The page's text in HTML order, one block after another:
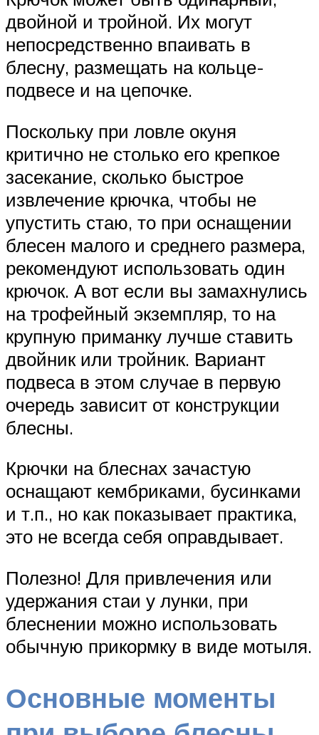
двойной и тройной. Их могут
непосредственно впаивать в
блесну, размещать на кольце-
подвесе и на цепочке.
Поскольку при ловле окуня
критично не столько его крепкое
засекание, сколько быстрое
извлечение крючка, чтобы не
упустить стаю, то при оснащении
блесен малого и среднего размера,
рекомендуют использовать один
крючок. А вот если вы замахнулись
на трофейный экземпляр, то на
крупную приманку лучше ставить
двойник или тройник. Вариант
подвеса в этом случае в первую
очередь зависит от конструкции
блесны.
Крючки на блеснах зачастую
оснащают кембриками, бусинками
и т.п., но как показывает практика,
это не всегда себя оправдывает.
Полезно! Для привлечения или
удержания стаи у лунки, при
блеснении можно использовать
обычную прикормку в виде мотыля.
Основные моменты